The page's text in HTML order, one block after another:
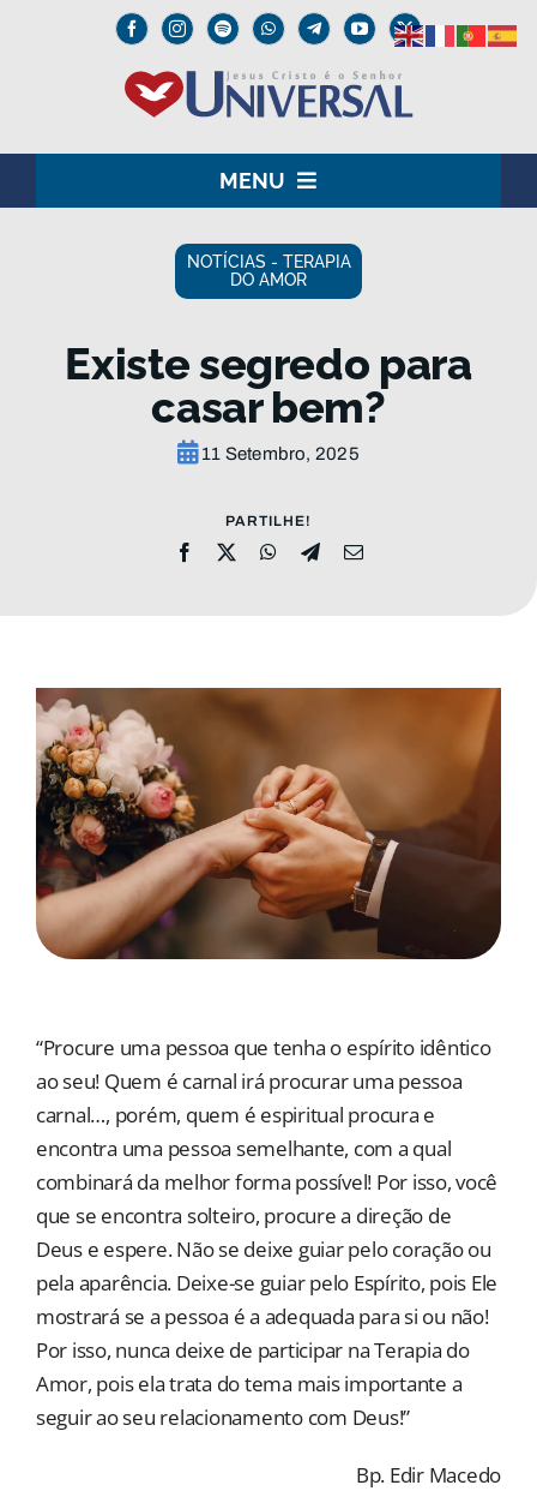
MENU
O SENHOR JESUS
INSTITUCIONAL
UNIVERSAL+
NOTÍCIAS - TERAPIA
DO AMOR
Existe segredo para
casar bem?
11 Setembro, 2025
PARTILHE!
“Procure uma pessoa que tenha o espírito idêntico
ao seu! Quem é carnal irá procurar uma pessoa
carnal…, porém, quem é espiritual procura e
encontra uma pessoa semelhante, com a qual
combinará da melhor forma possível! Por isso, você
que se encontra solteiro, procure a direção de
Deus e espere. Não se deixe guiar pelo coração ou
pela aparência. Deixe-se guiar pelo Espírito, pois Ele
mostrará se a pessoa é a adequada para si ou não!
Por isso, nunca deixe de participar na Terapia do
Amor, pois ela trata do tema mais importante a
seguir ao seu relacionamento com Deus!”
Bp. Edir Macedo